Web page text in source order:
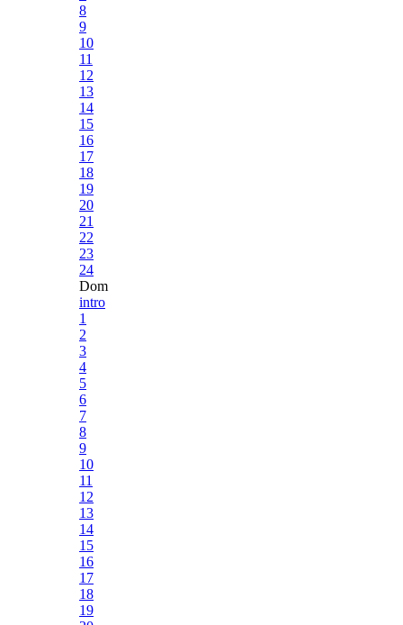
8
9
10
11
12
13
14
15
16
17
18
19
20
21
22
23
24
Dom
intro
1
2
3
4
5
6
7
8
9
10
11
12
13
14
15
16
17
18
19